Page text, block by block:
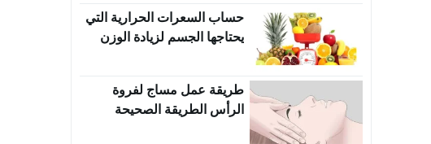
حساب السعرات الحرارية التي
يحتاجها الجسم لزيادة الوزن
طريقة عمل مساج لفروة
الرأس الطريقة الصحيحة